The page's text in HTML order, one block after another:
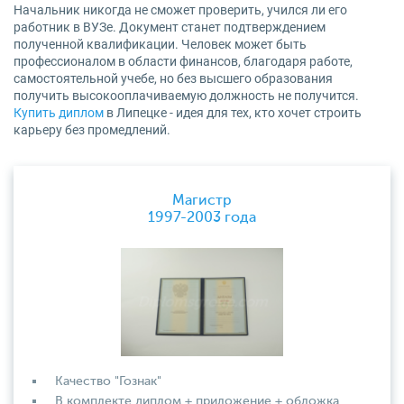
Начальник никогда не сможет проверить, учился ли его
работник в ВУЗе. Документ станет подтверждением
полученной квалификации. Человек может быть
профессионалом в области финансов, благодаря работе,
самостоятельной учебе, но без высшего образования
получить высокооплачиваемую должность не получится.
Купить диплом в Липецке - идея для тех, кто хочет строить
карьеру без промедлений.
Магистр
1997-2003 года
Качество "Гознак"
В комплекте диплом + приложение + обложка